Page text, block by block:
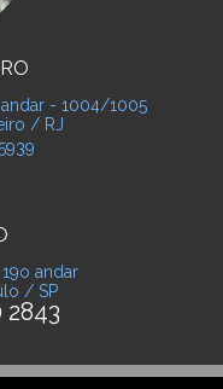
- 1004/1005
/ RJ
andar
/ SP
2843